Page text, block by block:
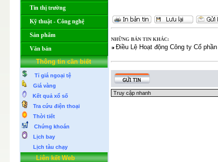
Tin thị trường
Kỹ thuật - Công nghệ
Sản phẩm
Văn bản
Thông tin cần biết
Tỉ giá ngoại tệ
Giá vàng
Kết quả xổ số
Tra cứu điện thoại
Thời tiết
Chứng khoán
Lịch bay
Lịch tàu chạy
Liên kết Web
NHỮNG BẢN TIN KHÁC:
Điều Lệ Hoạt động Công ty Cổ